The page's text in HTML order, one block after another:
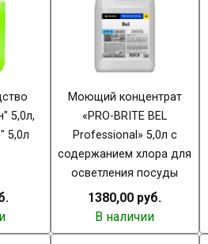
5,0л,
5,0л
Моющий концентрат
«PRO-BRITE BEL
Professional» 5,0л с
содержанием хлора для
осветления посуды
1380,00 руб.
В наличии